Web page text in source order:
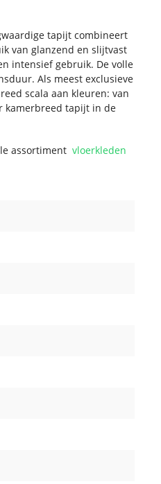
tapijt combineert
van glanzend en slijtvast
intensief gebruik. De volle
Als meest exclusieve
scala aan kleuren: van
kamerbreed tapijt in de
assortimentvloerkleden